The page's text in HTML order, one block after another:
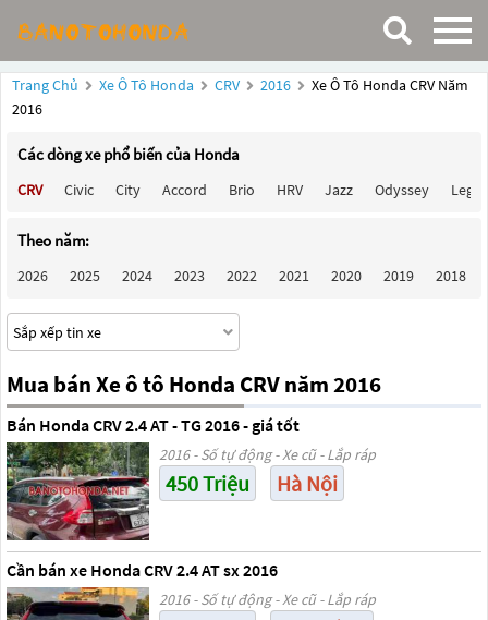
Trang Chủ Xe Ô Tô Honda CRV 2016
Xe Ô Tô Honda CRV Năm
2016
Các dòng xe phổ biến của Honda
CRV Civic City Accord Brio HRV Jazz Odyssey
Theo năm:
2026 2025 2024 2023 2022 2021 2020 2019 2018
Mua bán Xe ô tô Honda CRV năm 2016
Bán Honda CRV 2.4 AT - TG 2016 - giá tốt
2016 - Số tự động - Xe cũ - Lắp ráp
450 Triệu Hà Nội
Cần bán xe Honda CRV 2.4 AT sx 2016
2016 - Số tự động - Xe cũ - Lắp ráp